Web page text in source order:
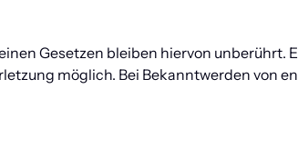
Gesetzen bleiben hiervon unberührt.
möglich. Bei Bekanntwerden von